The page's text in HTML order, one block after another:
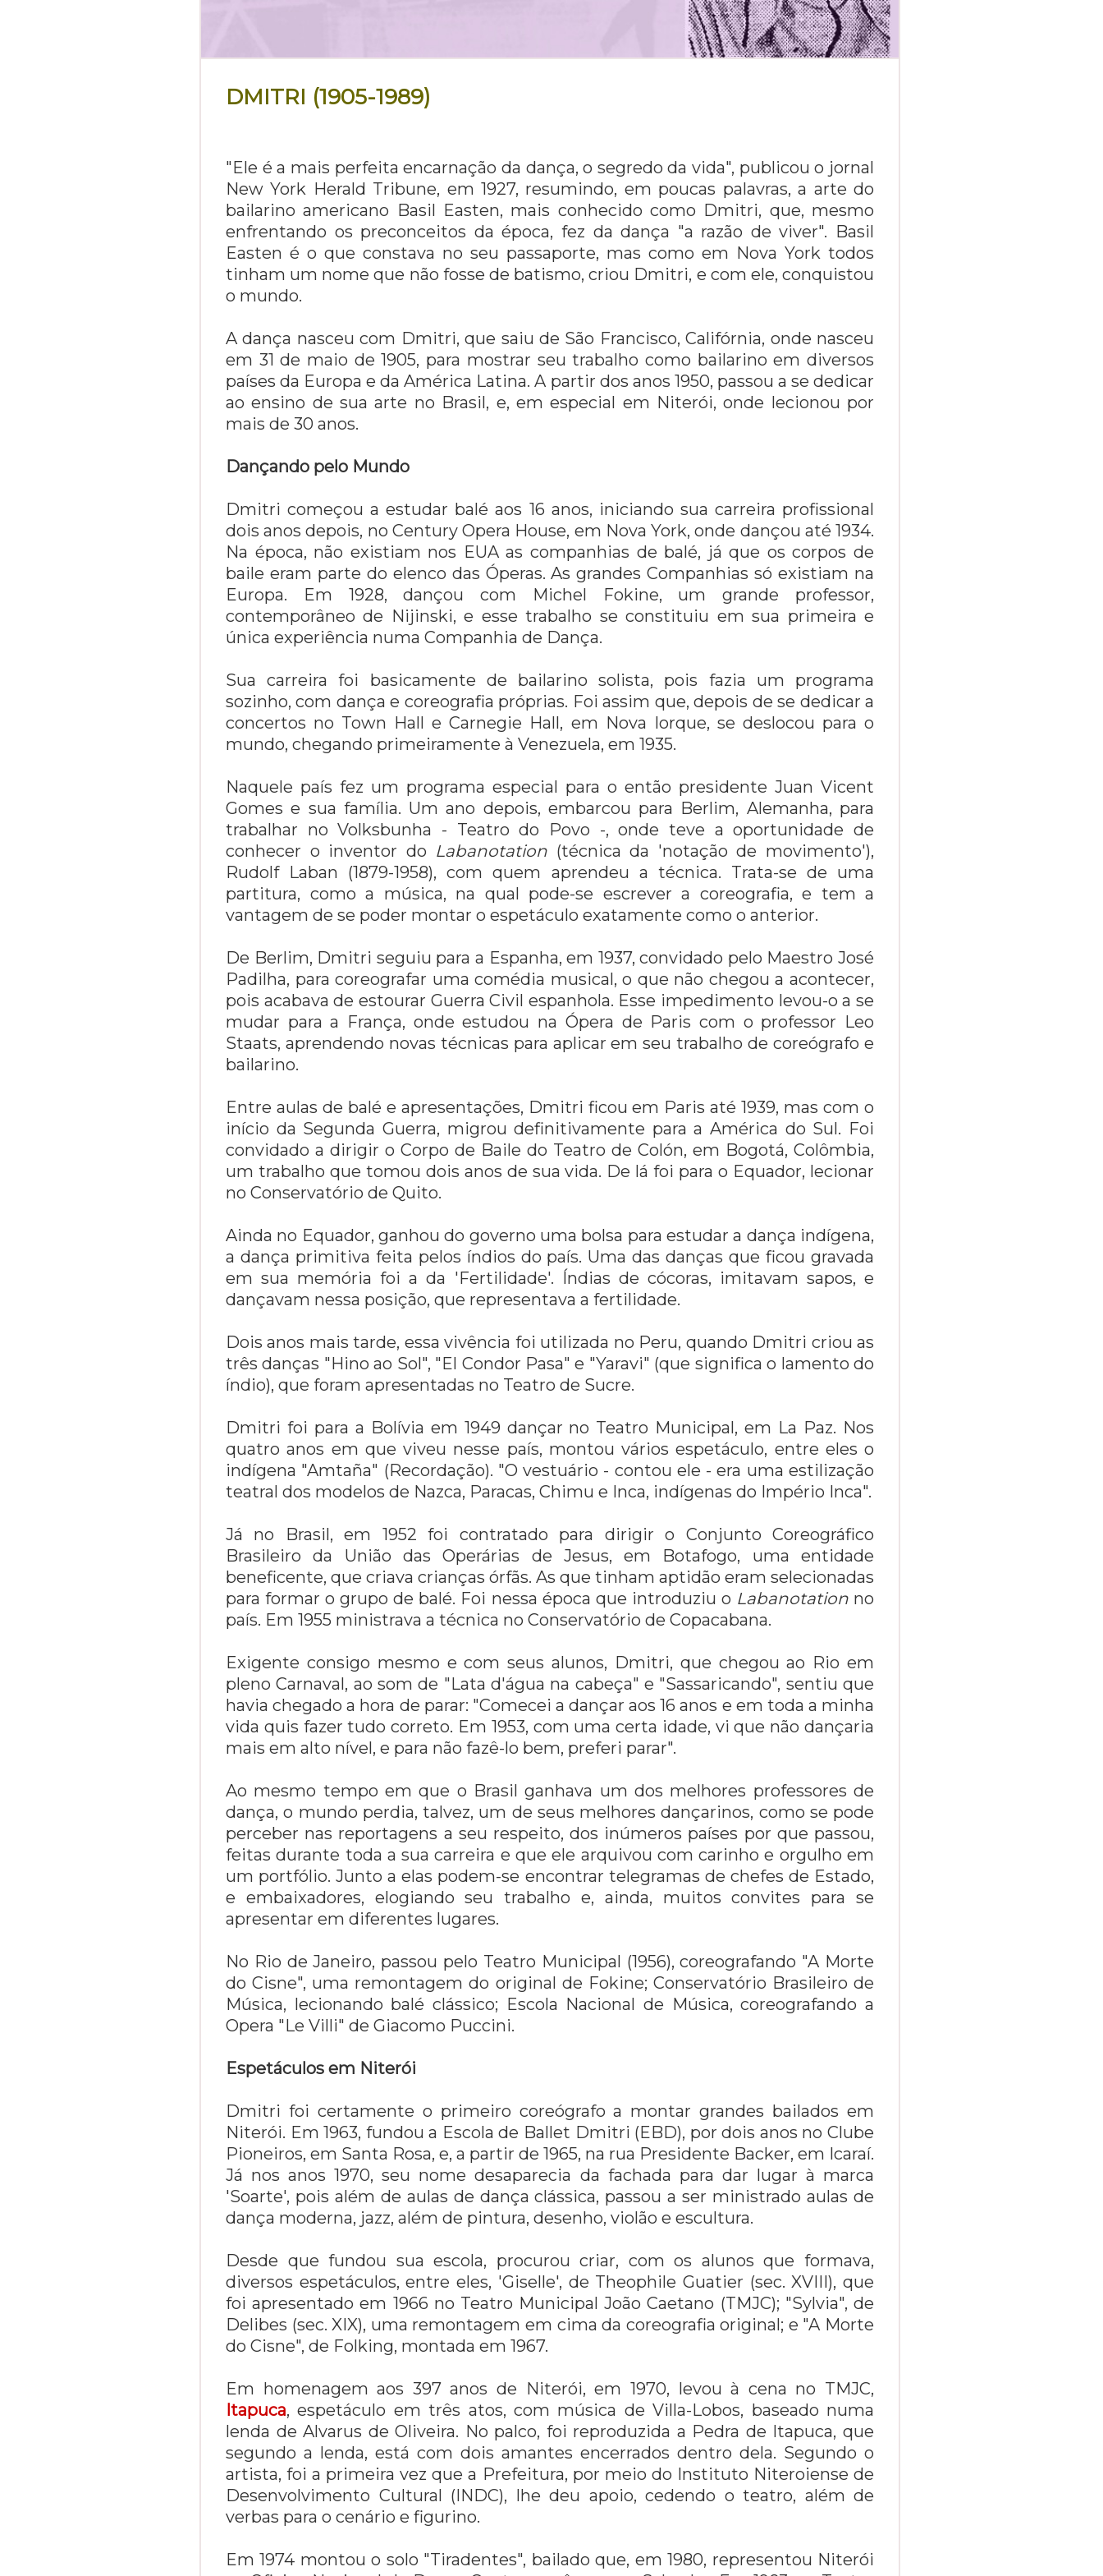
DMITRI (1905-1989)
"Ele é a mais perfeita encarnação da dança, o segredo da vida", publicou o jornal
New York Herald Tribune, em 1927, resumindo, em poucas palavras, a arte do
bailarino americano Basil Easten, mais conhecido como Dmitri, que, mesmo
enfrentando os preconceitos da época, fez da dança "a razão de viver". Basil
Easten é o que constava no seu passaporte, mas como em Nova York todos
tinham um nome que não fosse de batismo, criou Dmitri, e com ele, conquistou
o mundo.
A dança nasceu com Dmitri, que saiu de São Francisco, Califórnia, onde nasceu
em 31 de maio de 1905, para mostrar seu trabalho como bailarino em diversos
países da Europa e da América Latina. A partir dos anos 1950, passou a se dedicar
ao ensino de sua arte no Brasil, e, em especial em Niterói, onde lecionou por
mais de 30 anos.
Dançando pelo Mundo
Dmitri começou a estudar balé aos 16 anos, iniciando sua carreira profissional
dois anos depois, no Century Opera House, em Nova York, onde dançou até 1934.
Na época, não existiam nos EUA as companhias de balé, já que os corpos de
baile eram parte do elenco das Óperas. As grandes Companhias só existiam na
Europa. Em 1928, dançou com Michel Fokine, um grande professor,
contemporâneo de Nijinski, e esse trabalho se constituiu em sua primeira e
única experiência numa Companhia de Dança.
Sua carreira foi basicamente de bailarino solista, pois fazia um programa
sozinho, com dança e coreografia próprias. Foi assim que, depois de se dedicar a
concertos no Town Hall e Carnegie Hall, em Nova Iorque, se deslocou para o
mundo, chegando primeiramente à Venezuela, em 1935.
Naquele país fez um programa especial para o então presidente Juan Vicent
Gomes e sua família. Um ano depois, embarcou para Berlim, Alemanha, para
trabalhar no Volksbunha - Teatro do Povo -, onde teve a oportunidade de
conhecer o inventor do Labanotation (técnica da 'notação de movimento'),
Rudolf Laban (1879-1958), com quem aprendeu a técnica. Trata-se de uma
partitura, como a música, na qual pode-se escrever a coreografia, e tem a
vantagem de se poder montar o espetáculo exatamente como o anterior.
De Berlim, Dmitri seguiu para a Espanha, em 1937, convidado pelo Maestro José
Padilha, para coreografar uma comédia musical, o que não chegou a acontecer,
pois acabava de estourar Guerra Civil espanhola. Esse impedimento levou-o a se
mudar para a França, onde estudou na Ópera de Paris com o professor Leo
Staats, aprendendo novas técnicas para aplicar em seu trabalho de coreógrafo e
bailarino.
Entre aulas de balé e apresentações, Dmitri ficou em Paris até 1939, mas com o
início da Segunda Guerra, migrou definitivamente para a América do Sul. Foi
convidado a dirigir o Corpo de Baile do Teatro de Colón, em Bogotá, Colômbia,
um trabalho que tomou dois anos de sua vida. De lá foi para o Equador, lecionar
no Conservatório de Quito.
Ainda no Equador, ganhou do governo uma bolsa para estudar a dança indígena,
a dança primitiva feita pelos índios do país. Uma das danças que ficou gravada
em sua memória foi a da 'Fertilidade'. Índias de cócoras, imitavam sapos, e
dançavam nessa posição, que representava a fertilidade.
Dois anos mais tarde, essa vivência foi utilizada no Peru, quando Dmitri criou as
três danças "Hino ao Sol", "El Condor Pasa" e "Yaravi" (que significa o lamento do
índio), que foram apresentadas no Teatro de Sucre.
Dmitri foi para a Bolívia em 1949 dançar no Teatro Municipal, em La Paz. Nos
quatro anos em que viveu nesse país, montou vários espetáculo, entre eles o
indígena "Amtaña" (Recordação). "O vestuário - contou ele - era uma estilização
teatral dos modelos de Nazca, Paracas, Chimu e Inca, indígenas do Império Inca".
Já no Brasil, em 1952 foi contratado para dirigir o Conjunto Coreográfico
Brasileiro da União das Operárias de Jesus, em Botafogo, uma entidade
beneficente, que criava crianças órfãs. As que tinham aptidão eram selecionadas
para formar o grupo de balé. Foi nessa época que introduziu o Labanotationno
país. Em 1955 ministrava a técnica no Conservatório de Copacabana.
Exigente consigo mesmo e com seus alunos, Dmitri, que chegou ao Rio em
pleno Carnaval, ao som de "Lata d'água na cabeça" e "Sassaricando", sentiu que
havia chegado a hora de parar: "Comecei a dançar aos 16 anos e em toda a minha
vida quis fazer tudo correto. Em 1953, com uma certa idade, vi que não dançaria
mais em alto nível, e para não fazê-lo bem, preferi parar".
Ao mesmo tempo em que o Brasil ganhava um dos melhores professores de
dança, o mundo perdia, talvez, um de seus melhores dançarinos, como se pode
perceber nas reportagens a seu respeito, dos inúmeros países por que passou,
feitas durante toda a sua carreira e que ele arquivou com carinho e orgulho em
um portfólio. Junto a elas podem-se encontrar telegramas de chefes de Estado,
e embaixadores, elogiando seu trabalho e, ainda, muitos convites para se
apresentar em diferentes lugares.
No Rio de Janeiro, passou pelo Teatro Municipal (1956), coreografando "A Morte
do Cisne", uma remontagem do original de Fokine; Conservatório Brasileiro de
Música, lecionando balé clássico; Escola Nacional de Música, coreografando a
Opera "Le Villi" de Giacomo Puccini.
Espetáculos em Niterói
Dmitri foi certamente o primeiro coreógrafo a montar grandes bailados em
Niterói. Em 1963, fundou a Escola de Ballet Dmitri (EBD), por dois anos no Clube
Pioneiros, em Santa Rosa, e, a partir de 1965, na rua Presidente Backer, em Icaraí.
Já nos anos 1970, seu nome desaparecia da fachada para dar lugar à marca
'Soarte', pois além de aulas de dança clássica, passou a ser ministrado aulas de
dança moderna, jazz, além de pintura, desenho, violão e escultura.
Desde que fundou sua escola, procurou criar, com os alunos que formava,
diversos espetáculos, entre eles, 'Giselle', de Theophile Guatier (sec. XVIII), que
foi apresentado em 1966 no Teatro Municipal João Caetano (TMJC); "Sylvia", de
Delibes (sec. XIX), uma remontagem em cima da coreografia original; e "A Morte
do Cisne", de Folking, montada em 1967.
Em homenagem aos 397 anos de Niterói, em 1970, levou à cena no TMJC,
Itapuca, espetáculo em três atos, com música de Villa-Lobos, baseado numa
lenda de Alvarus de Oliveira. No palco, foi reproduzida a Pedra de Itapuca, que
segundo a lenda, está com dois amantes encerrados dentro dela. Segundo o
artista, foi a primeira vez que a Prefeitura, por meio do Instituto Niteroiense de
Desenvolvimento Cultural (INDC), lhe deu apoio, cedendo o teatro, além de
verbas para o cenário e figurino.
Em 1974 montou o solo "Tiradentes", bailado que, em 1980, representou Niterói